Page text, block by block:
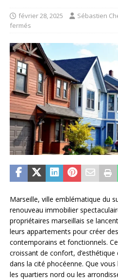
février 28, 2025 Sébastien
fermés
Marseille, ville emblématique du
renouveau immobilier
propriétaires marseillais se
leurs appartements pour créer
contemporains et fonctionnels.
croissant de confort, d’esthétique
dans la cité phocéenne. Que
les quartiers nord ou les